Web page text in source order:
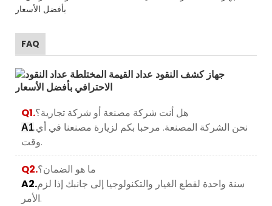
FAQ
Q1.هل أنت شركة مصنعة أو شركة تجارية؟
A1.نحن الشركة المصنعة. مرحبا بكم لزيارة مصنعنا في أي
وقت.
Q2.ما هو الضمان؟
A2.سنة واحدة لقطع الغيار والتكنولوجيا إلى جانبك إذا لزم
الأمر.